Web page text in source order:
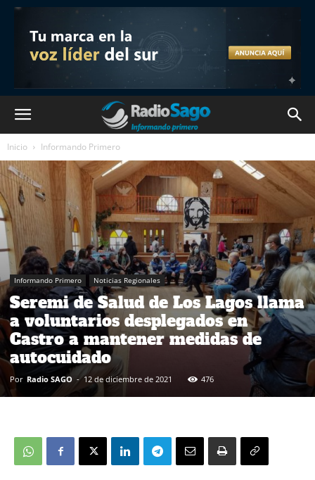
Inicio Informando Primero
Informando Primero Noticias Regionales
Seremi de Salud de Los Lagos llama
a voluntarios desplegados en
Castro a mantener medidas de
autocuidado
Por Radio SAGO - 12 de diciembre de 2021 476